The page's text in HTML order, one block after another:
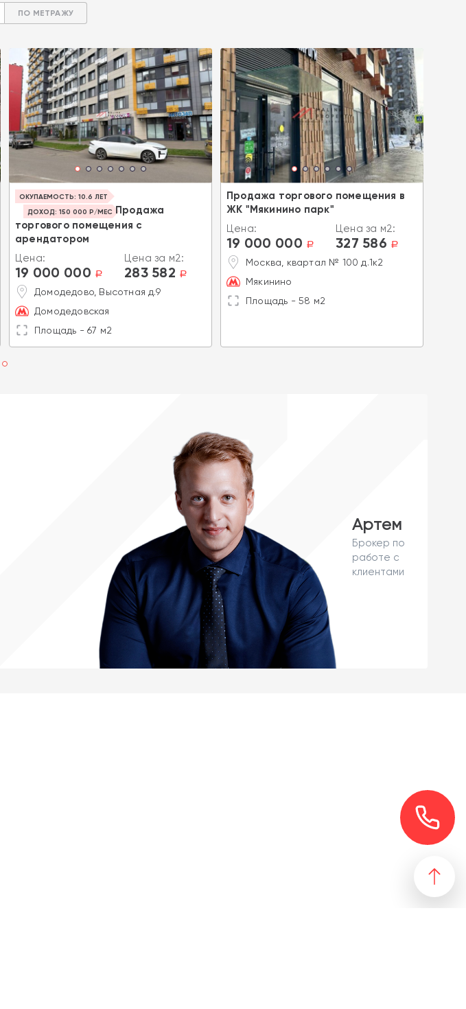
ПО МЕТРАЖУ
ОКУПАЕМОСТЬ: 10.6 ЛЕТ
ДОХОД: 150 000 Р/МЕС Продажа
торгового помещения с
арендатором
Цена:
19 000 000 a
Цена за м2:
283 582 a
Домодедово, Высотная д.9
Домодедовская
Площадь - 67 м2
Продажа торгового помещения в
ЖК "Мякинино парк"
Цена:
19 000 000 a
Цена за м2:
327 586 a
Москва, квартал № 100 д.1к2
Мякинино
Площадь - 58 м2
Артем
Брокер по
работе с
клиентами